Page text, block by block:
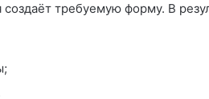
требуемую форму. В